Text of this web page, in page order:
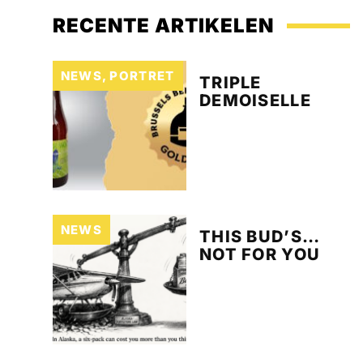
RECENTE ARTIKELEN
NEWS,PORTRET
TRIPLE
DEMOISELLE
NEWS
THIS BUD’S…
NOT FOR YOU